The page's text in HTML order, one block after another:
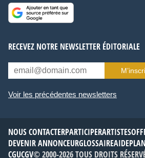
RECEVEZ NOTRE NEWSLETTER ÉDITORIALE
Voir les précédentes newsletters
NOUS CONTACTERPARTICIPERARTISTES
DEVENIR ANNONCEURGLOSSAIREAIDE
CGUCGV© 2000-2026 TOUS DROITS